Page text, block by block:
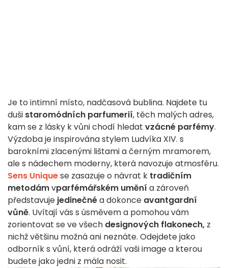
Je to intimní místo, nadčasová bublina. Najdete tu
duši staromódních parfumerií, těch malých adres,
kam se z lásky k vůni chodí hledat vzácné parfémy.
Výzdoba je inspirována stylem Ludvíka XIV. s
barokními zlacenými lištami a černým mramorem,
ale s nádechem moderny, která navozuje atmosféru.
Sens Uniquese zasazuje o návrat k tradičním
metodámvparfémářském umění a zároveň
představuje jedinečnéa dokonce avantgardní
vůně. Uvítají vás s úsměvem a pomohou vám
zorientovat se ve všech designových flakonech, z
nichž většinu možná ani neznáte. Odejdete jako
odborník s vůní, která odráží vaši image a kterou
budete jako jedni z mála nosit.